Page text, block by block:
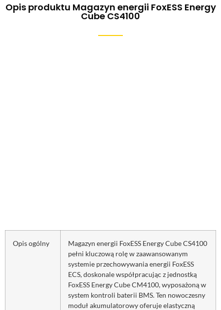
Opis produktu Magazyn energii FoxESS Energy
Cube CS4100
Opis ogólny
Magazyn energii FoxESS Energy Cube CS4100
pełni kluczową rolę w zaawansowanym
systemie przechowywania energii FoxESS
ECS, doskonale współpracując z jednostką
FoxESS Energy Cube CM4100, wyposażoną w
system kontroli baterii BMS. Ten nowoczesny
moduł akumulatorowy oferuje elastyczną